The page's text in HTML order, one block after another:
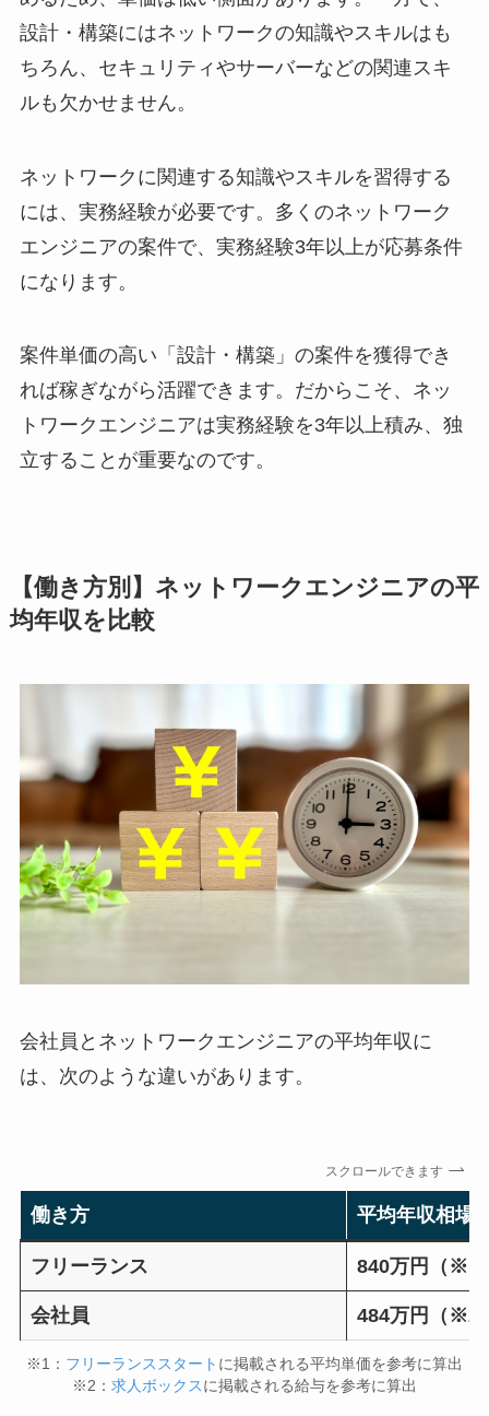
設計・構築にはネットワークの知識やスキルはも
ちろん、セキュリティやサーバーなどの関連スキ
ルも欠かせません。
ネットワークに関連する知識やスキルを習得する
には、実務経験が必要です。多くのネットワーク
エンジニアの案件で、実務経験3年以上が応募条件
になります。
案件単価の高い「設計・構築」の案件を獲得でき
れば稼ぎながら活躍できます。だからこそ、ネッ
トワークエンジニアは実務経験を3年以上積み、独
立することが重要なのです。
【働き方別】ネットワークエンジニアの平
均年収を比較
会社員とネットワークエンジニアの平均年収に
は、次のような違いがあります。
スクロールできます
働き方 平均年収相場
フリーランス 840万円（※1
会社員 484万円（※2
※1： フリーランススタート に掲載される平均単価を参考に算出
※2： 求人ボックスに掲載される給与を参考に算出